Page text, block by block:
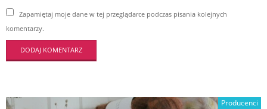
Zapamiętaj moje dane w tej przeglądarce podczas pisania kolejnych
komentarzy.
Producenci